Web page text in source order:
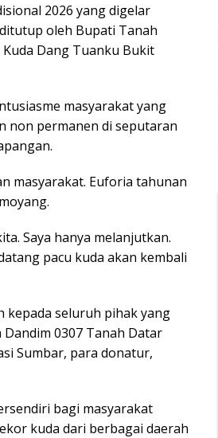
2026 yang digelar
oleh Bupati Tanah
Kuda Dang Tuanku Bukit
masyarakat yang
non permanen di seputaran
masyarakat. Euforia tahunan
Saya hanya melanjutkan.
pacu kuda akan kembali
kepada seluruh pihak yang
0307 Tanah Datar
Sumbar, para donatur,
bagi masyarakat
kuda dari berbagai daerah